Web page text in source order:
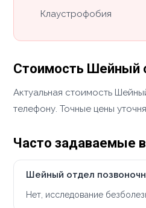
Клаустрофобия
Стоимость Шейный
Актуальная стоимость
телефону. Точные цены
Часто задаваемые
Шейный отдел
Нет, исследование